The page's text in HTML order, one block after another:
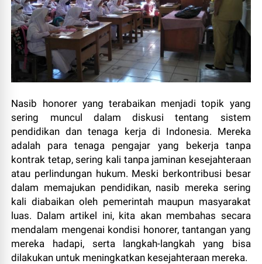
Nasib honorer yang terabaikan menjadi topik yang
sering muncul dalam diskusi tentang sistem
pendidikan dan tenaga kerja di Indonesia. Mereka
adalah para tenaga pengajar yang bekerja tanpa
kontrak tetap, sering kali tanpa jaminan kesejahteraan
atau perlindungan hukum. Meski berkontribusi besar
dalam memajukan pendidikan, nasib mereka sering
kali diabaikan oleh pemerintah maupun masyarakat
luas. Dalam artikel ini, kita akan membahas secara
mendalam mengenai kondisi honorer, tantangan yang
mereka hadapi, serta langkah-langkah yang bisa
dilakukan untuk meningkatkan kesejahteraan mereka.